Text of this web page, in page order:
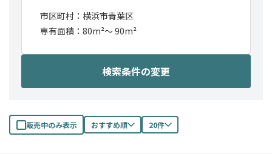
市区町村： 横浜市青葉区
専有面積： 80m²〜90m²
検索条件の変更
販売中のみ表示 おすすめ順 20件